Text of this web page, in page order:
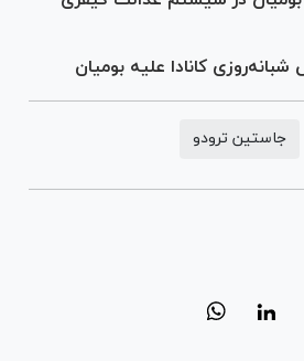
کانادا علیه بومیان
جاستین ترودو